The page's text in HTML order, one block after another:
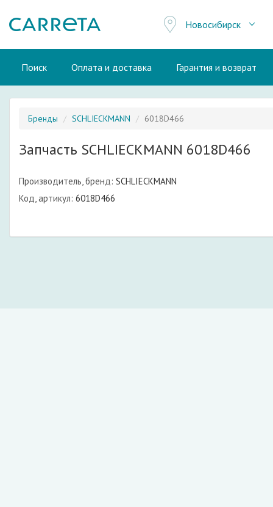
Новосибирск
Поиск Оплата и доставка Гарантия и возврат
Бренды SCHLIECKMANN 6018D466
Запчасть SCHLIECKMANN 6018D466
Производитель, бренд: SCHLIECKMANN
Код, артикул: 6018D466